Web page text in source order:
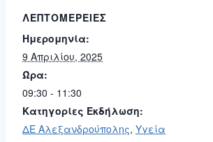
ΛΕΠΤΟΜΈΡΕΙΕΣ
Ημερομηνία:
9 Απριλίου, 2025
Ώρα:
09:30 - 11:30
Κατηγορίες Εκδήλωση:
ΔΕ Αλεξανδρούπολης, Υγεία